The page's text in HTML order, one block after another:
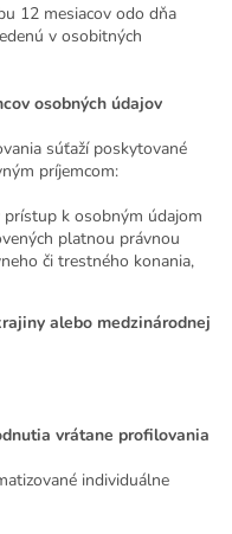
12 mesiacov odo dňa
v osobitných
osobných údajov
súťaží poskytované
príjemcom:
k osobným údajom
platnou právnou
či trestného konania,
alebo medzinárodnej
vrátane profilovania
individuálne